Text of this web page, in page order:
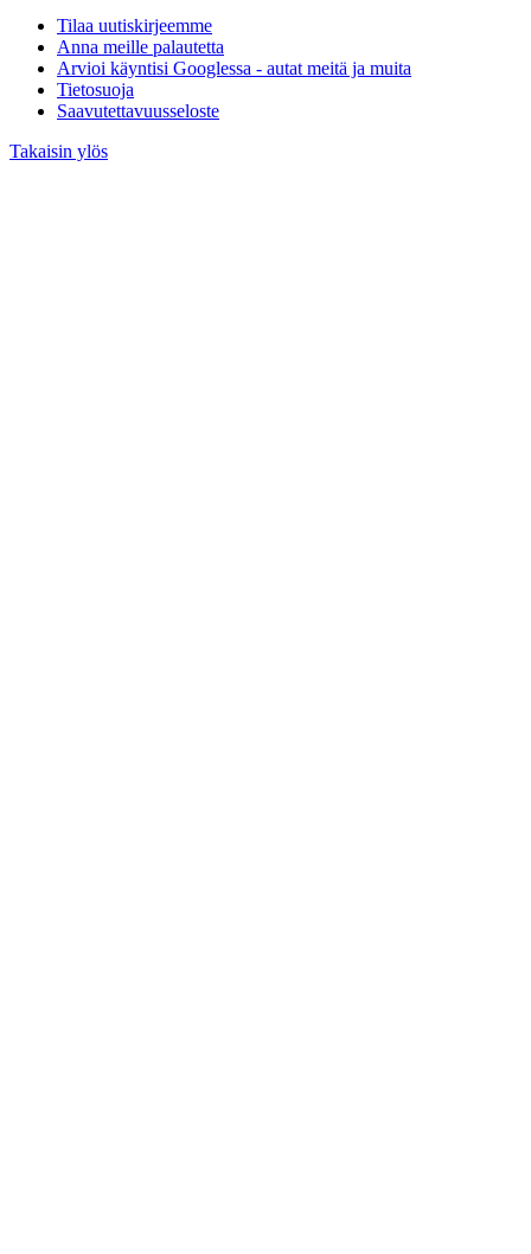
Tilaa uutiskirjeemme
Anna meille palautetta
Arvioi käyntisi Googlessa - autat meitä ja muita
Tietosuoja
Saavutettavuusseloste
Takaisin ylös